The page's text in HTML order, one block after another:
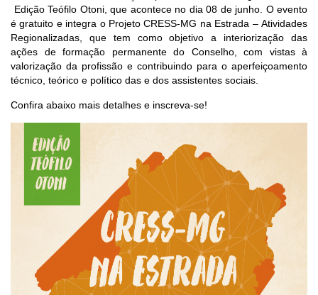
Edição Teófilo Otoni, que acontece no dia 08 de junho. O evento
é gratuito e integra o Projeto CRESS-MG na Estrada – Atividades
Regionalizadas,
que tem como objetivo a interiorização das
ações de formação permanente do Conselho, com vistas à
valorização da profissão e contribuindo para o aperfeiçoamento
técnico, teórico e político das e dos assistentes sociais.
Confira abaixo mais detalhes e inscreva-se!